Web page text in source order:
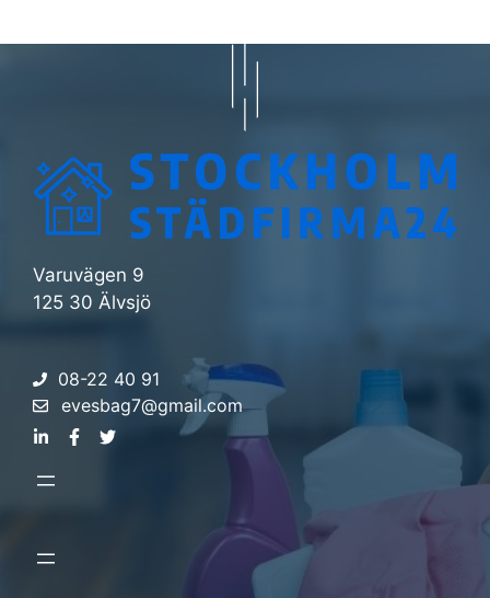
Varuvägen 9
125 30 Älvsjö
08-22 40 91
evesbag7@gmail.com